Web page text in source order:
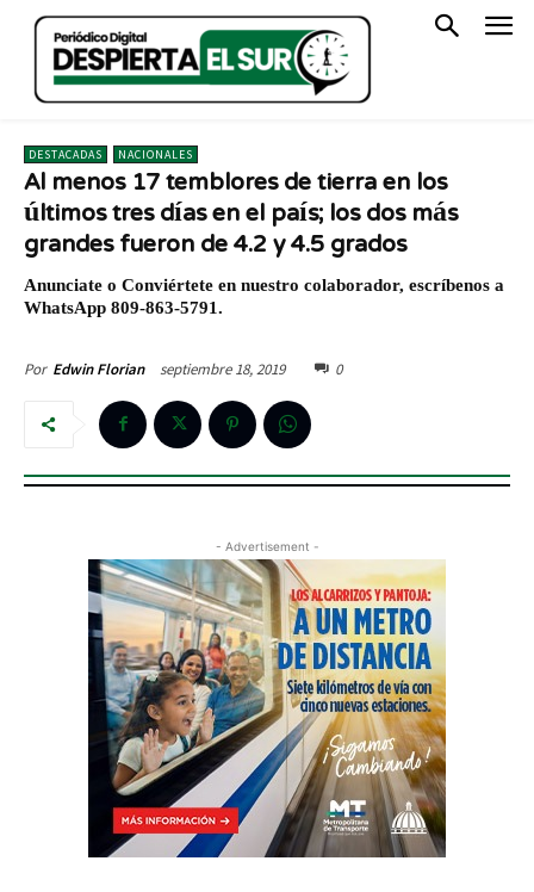
DESTACADAS NACIONALES
Al menos 17 temblores de tierra en los
últimos tres días en el país; los dos más
grandes fueron de 4.2 y 4.5 grados
Anunciate o Conviértete en nuestro colaborador, escríbenos a
WhatsApp 809-863-5791.
Por Edwin Florian septiembre 18, 2019 0
- Advertisement -